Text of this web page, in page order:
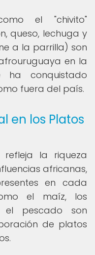
el "chivito"
queso, lechuga y
a la parrilla) son
en la
ha conquistado
fuera del país.
en los Platos
la riqueza
africanas,
en cada
el maíz, los
el pescado son
de platos